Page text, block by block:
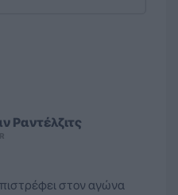
Ραντέλζιτς
στον αγώνα